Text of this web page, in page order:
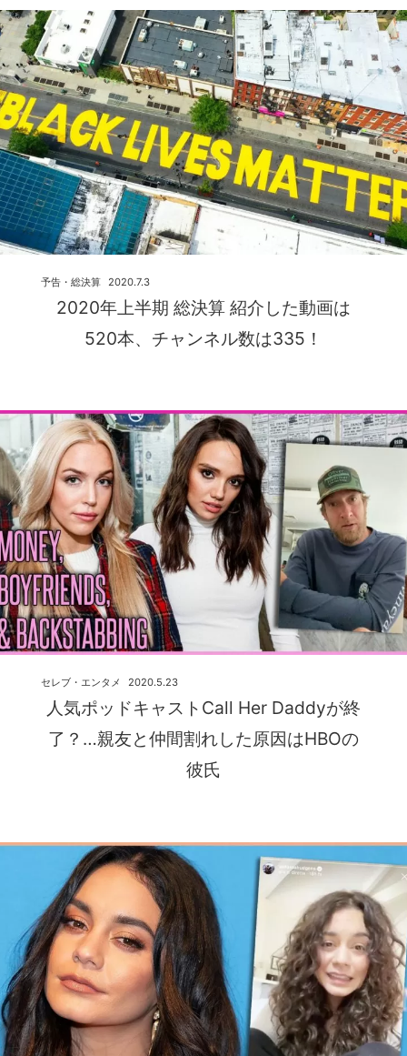
2020年上半期 総決算 紹介した動画は
520本、チャンネル数は335！
2020.7.3
予告・総決算
人気ポッドキャストCall Her Daddyが終
了？…親友と仲間割れした原因はHBOの
彼氏
2020.5.23
セレブ・エンタメ